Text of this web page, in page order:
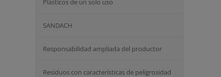
Plásticos de un solo uso
SANDACH
Responsabilidad ampliada del productor
Residuos con características de peligrosidad